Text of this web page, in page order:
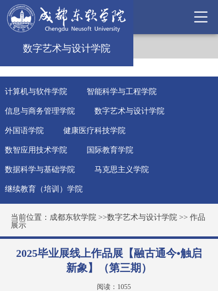
数字艺术与设计学院
计算机与软件学院 智能科学与工程学院
信息与商务管理学院 数字艺术与设计学院
外国语学院 健康医疗科技学院
数智应用技术学院 国际教育学院
数据科学与基础学院 马克思主义学院
继续教育（培训）学院
当前位置： 成都东软学院 >>数字艺术与设计学院 >>作品
展示
2025毕业展线上作品展【融古通今•触启
新象】（第三期）
阅读： 1055